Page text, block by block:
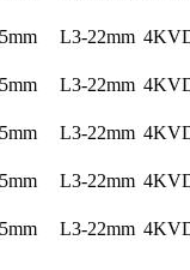
L3-22mm
L3-22mm
L3-22mm
L3-22mm
L3-22mm